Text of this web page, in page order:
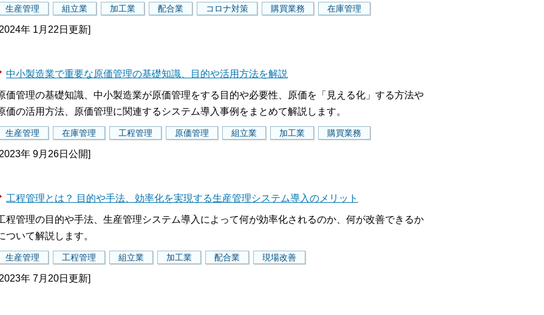
生産管理 組立業 加工業 配合業 コロナ対策 購買業務 在庫管理
年 1月22日更新]
中小製造業で重要な原価管理の基礎知識、目的や活用方法を解説
価管理の基礎知識、中小製造業が原価管理をする目的や必要性、原価を「見える化」する方法や
価の活用方法、原価管理に関連するシステム導入事例をまとめて解説します。
生産管理 在庫管理 工程管理 原価管理 組立業 加工業 購買業務
年 9月26日公開]
工程管理とは？ 目的や手法、効率化を実現する生産管理システム導入のメリット
程管理の目的や手法、生産管理システム導入によって何が効率化されるのか、何が改善できるか
ついて解説します。
生産管理 工程管理 組立業 加工業 配合業 現場改善
年 7月20日更新]